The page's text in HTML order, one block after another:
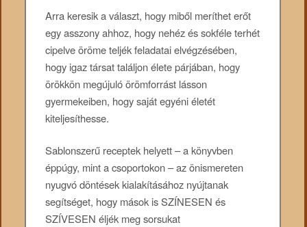
Arra keresik a választ, hogy miből meríthet erőt
egy asszony ahhoz, hogy nehéz és sokféle terhét
cipelve öröme teljék feladatai elvégzésében,
hogy igaz társat találjon élete párjában, hogy
örökkön megújuló örömforrást lásson
gyermekeiben, hogy saját egyéni életét
kiteljesíthesse.
Sablonszerű receptek helyett – a könyvben
éppúgy, mint a csoportokon – az önismereten
nyugvó döntések kialakításához nyújtanak
segítséget, hogy mások is SZÍNESEN és
SZÍVESEN éljék meg sorsukat